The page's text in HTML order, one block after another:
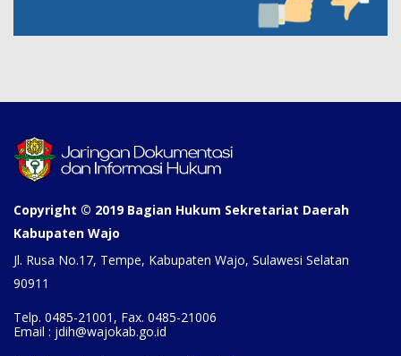
Copyright © 2019 Bagian Hukum Sekretariat Daerah
Kabupaten Wajo
Jl. Rusa No.17, Tempe, Kabupaten Wajo, Sulawesi Selatan
90911
Telp. 0485-21001, Fax. 0485-21006
Email : jdih@wajokab.go.id